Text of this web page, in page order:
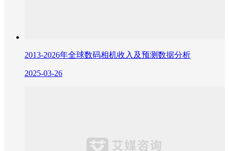
2013-2026年全球数码相机收入及预测数据分析
2025-03-26